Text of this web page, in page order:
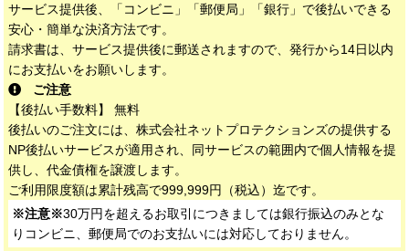
サービス提供後、「コンビニ」「郵便局」「銀行」で後払いできる
安心・簡単な決済方法です。
請求書は、サービス提供後に郵送されますので、発行から14日以内
にお支払いをお願いします。
ご注意
【後払い手数料】 無料
後払いのご注文には、株式会社ネットプロテクションズの提供する
NP後払いサービスが適用され、同サービスの範囲内で個人情報を提
供し、代金債権を譲渡します。
ご利用限度額は累計残高で999,999円（税込）迄です。
※注意※30万円を超えるお取引につきましては銀行振込のみとな
りコンビニ、郵便局でのお支払いには対応しておりません。